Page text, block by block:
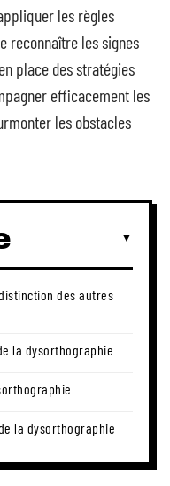
les règles
reconnaître les signes
place des stratégies
efficacement les
les obstacles
des autres
la dysorthographie
la dysorthographie